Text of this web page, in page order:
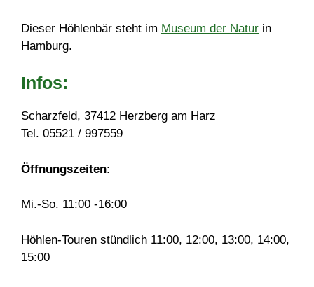
Dieser Höhlenbär steht im Museum der Natur in
Hamburg.
Infos:
Scharzfeld, 37412 Herzberg am Harz
Tel. 05521 / 997559
Öffnungszeiten:
Mi.-So. 11:00 -16:00
Höhlen-Touren stündlich 11:00, 12:00, 13:00, 14:00,
15:00